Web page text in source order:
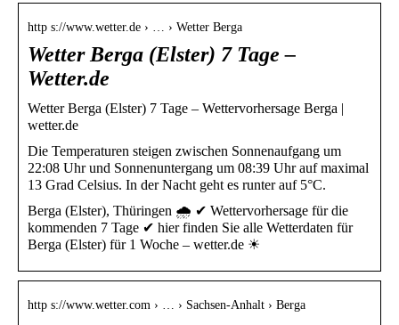
http s://www.wetter.de › … › Wetter Berga
Wetter Berga (Elster) 7 Tage –
Wetter.de
Wetter Berga (Elster) 7 Tage – Wettervorhersage Berga |
wetter.de
Die Temperaturen steigen zwischen Sonnenaufgang um
22:08 Uhr und Sonnenuntergang um 08:39 Uhr auf maximal
13 Grad Celsius. In der Nacht geht es runter auf 5°C.
Berga (Elster), Thüringen 🌧️ ✔ Wettervorhersage für die
kommenden 7 Tage ✔ hier finden Sie alle Wetterdaten für
Berga (Elster) für 1 Woche – wetter.de ☀
http s://www.wetter.com › … › Sachsen-Anhalt › Berga